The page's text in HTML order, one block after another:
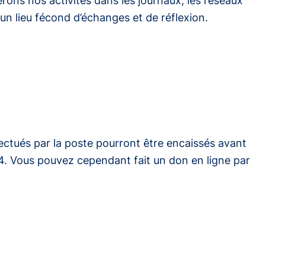
lieu fécond d’échanges et de réflexion.
par la poste pourront être encaissés avant
Vous pouvez cependant fait un don en ligne par